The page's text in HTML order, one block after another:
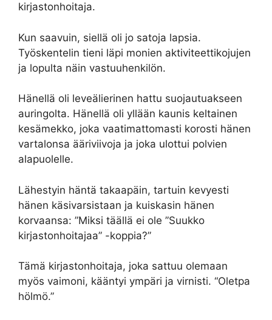
kirjastonhoitaja.
Kun saavuin, siellä oli jo satoja lapsia.
Työskentelin tieni läpi monien aktiviteettikojujen
ja lopulta näin vastuuhenkilön.
Hänellä oli leveälierinen hattu suojautuakseen
auringolta. Hänellä oli yllään kaunis keltainen
kesämekko, joka vaatimattomasti korosti hänen
vartalonsa ääriviivoja ja joka ulottui polvien
alapuolelle.
Lähestyin häntä takaapäin, tartuin kevyesti
hänen käsivarsistaan ​​ja kuiskasin hänen
korvaansa: ”Miksi täällä ei ole ”Suukko
kirjastonhoitajaa” -koppia?”
Tämä kirjastonhoitaja, joka sattuu olemaan
myös vaimoni, kääntyi ympäri ja virnisti. “Oletpa
hölmö.”